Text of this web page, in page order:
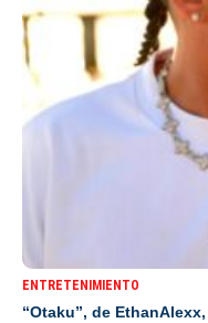
ENTRETENIMIENTO
“Otaku”, de